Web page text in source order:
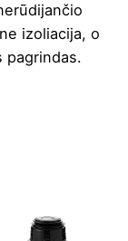
izoliacija, o
pagrindas.